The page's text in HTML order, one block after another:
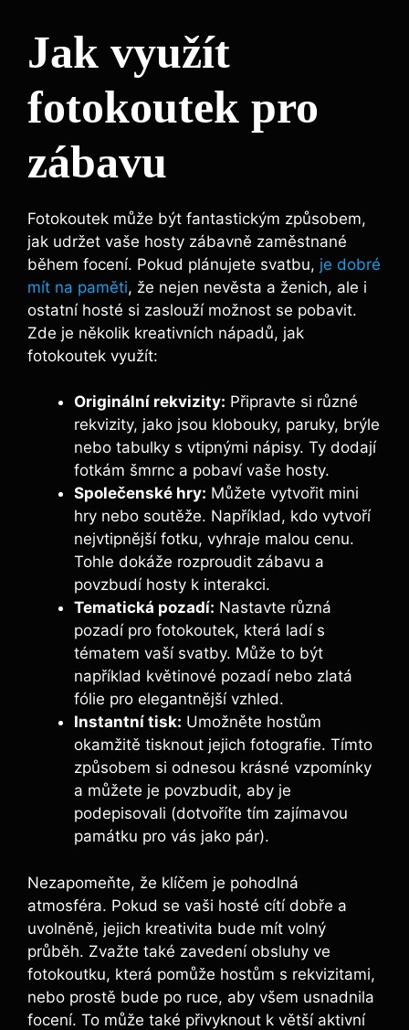
Jak využít
fotokoutek pro
zábavu
Fotokoutek může být fantastickým způsobem,
jak udržet vaše hosty zábavně zaměstnané
během focení. Pokud‌ plánujete svatbu, je dobré
mít na paměti, že nejen nevěsta a ženich, ⁤ale i‍
ostatní hosté ⁢si zaslouží možnost se pobavit.
Zde je několik kreativních nápadů, jak
fotokoutek využít:
Originální rekvizity: Připravte ⁤si různé
rekvizity, jako ⁢jsou klobouky, paruky, brýle
nebo tabulky s vtipnými nápisy. ⁢Ty dodají
fotkám šmrnc a pobaví vaše hosty.
Společenské hry: Můžete vytvořit‍ mini
hry nebo soutěže.‍ Například, kdo vytvoří
nejvtipnější fotku, vyhraje malou cenu.
Tohle dokáže rozproudit zábavu a
povzbudí hosty k interakci.
Tematická pozadí: ‍Nastavte různá
pozadí pro fotokoutek, která ladí s
tématem vaší svatby. Může to být
například květinové pozadí⁤ nebo zlatá
fólie pro elegantnější vzhled.
Instantní tisk: ‌Umožněte hostům
okamžitě tisknout jejich fotografie. Tímto
způsobem si odnesou krásné vzpomínky
a můžete je povzbudit, aby je
podepisovali (dotvoříte tím zajímavou
památku pro vás⁣ jako pár).
Nezapomeňte, že klíčem je pohodlná
⁤atmosféra. Pokud se vaši ⁣hosté cítí dobře a
uvolněně, ⁣jejich kreativita bude mít volný
průběh. ‌Zvažte také zavedení obsluhy ve
fotokoutku, která pomůže hostům s rekvizitami,
nebo prostě bude po ruce, aby všem usnadnila
focení. To může také přivyknout k větší aktivní